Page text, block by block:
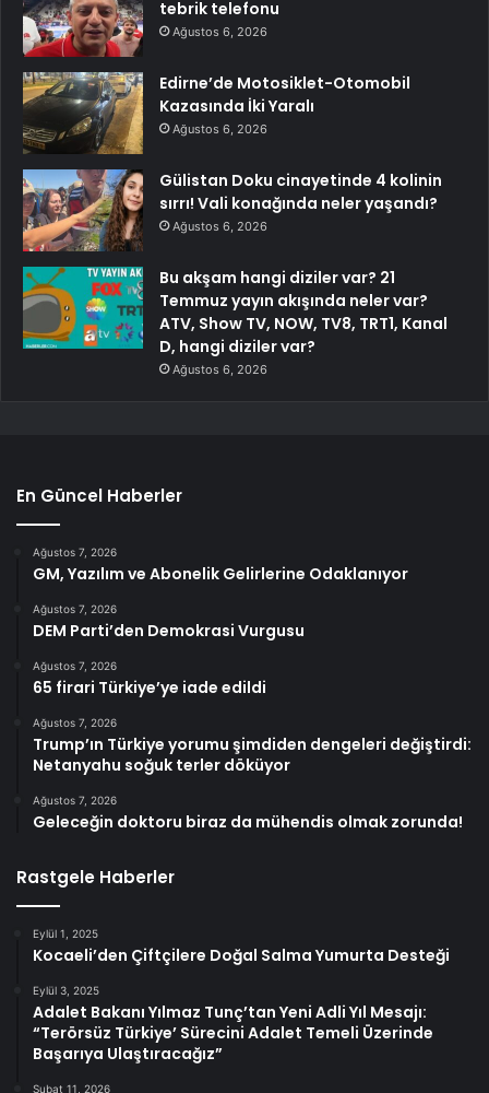
tebrik telefonu
Ağustos 6, 2026
Edirne’de Motosiklet-Otomobil
Kazasında İki Yaralı
Ağustos 6, 2026
Gülistan Doku cinayetinde 4 kolinin
sırrı! Vali konağında neler yaşandı?
Ağustos 6, 2026
Bu akşam hangi diziler var? 21
Temmuz yayın akışında neler var?
ATV, Show TV, NOW, TV8, TRT1, Kanal
D, hangi diziler var?
Ağustos 6, 2026
En Güncel Haberler
Ağustos 7, 2026
GM, Yazılım ve Abonelik Gelirlerine Odaklanıyor
Ağustos 7, 2026
DEM Parti’den Demokrasi Vurgusu
Ağustos 7, 2026
65 firari Türkiye’ye iade edildi
Ağustos 7, 2026
Trump’ın Türkiye yorumu şimdiden dengeleri değiştirdi:
Netanyahu soğuk terler döküyor
Ağustos 7, 2026
Geleceğin doktoru biraz da mühendis olmak zorunda!
Rastgele Haberler
Eylül 1, 2025
Kocaeli’den Çiftçilere Doğal Salma Yumurta Desteği
Eylül 3, 2025
Adalet Bakanı Yılmaz Tunç’tan Yeni Adli Yıl Mesajı:
“Terörsüz Türkiye’ Sürecini Adalet Temeli Üzerinde
Başarıya Ulaştıracağız”
Şubat 11, 2026